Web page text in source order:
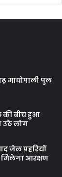
माधोपाली पुल
की बीच हुआ
उठे लोग
जेल प्रहरियों
मिलेगा आरक्षण